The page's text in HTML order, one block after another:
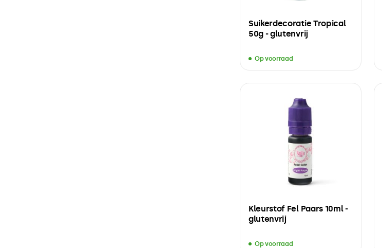
Suikerdecoratie Tropical
50g - glutenvrij
Op voorraad
Kleurstof Fel Paars 10ml -
glutenvrij
Op voorraad